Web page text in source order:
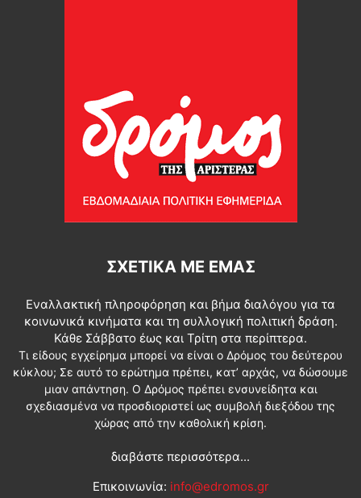
ΣΧΕΤΙΚΆ ΜΕ ΕΜΆΣ
Εναλλακτική πληροφόρηση και βήμα διαλόγου για τα
κοινωνικά κινήματα και τη συλλογική πολιτική δράση.
Κάθε Σάββατο έως και Τρίτη στα περίπτερα.
Τι είδους εγχείρημα μπορεί να είναι ο Δρόμος του δεύτερου
κύκλου; Σε αυτό το ερώτημα πρέπει, κατ’ αρχάς, να δώσουμε
μιαν απάντηση. Ο Δρόμος πρέπει ενσυνείδητα και
σχεδιασμένα να προσδιοριστεί ως συμβολή διεξόδου της
χώρας από την καθολική κρίση.
διαβάστε περισσότερα...
Επικοινωνία: info@edromos.gr